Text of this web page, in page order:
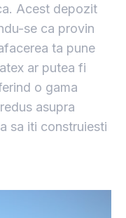
Acest depozit
se ca provin
ta pune
ar putea fi
o gama
asupra
sa iti construiesti